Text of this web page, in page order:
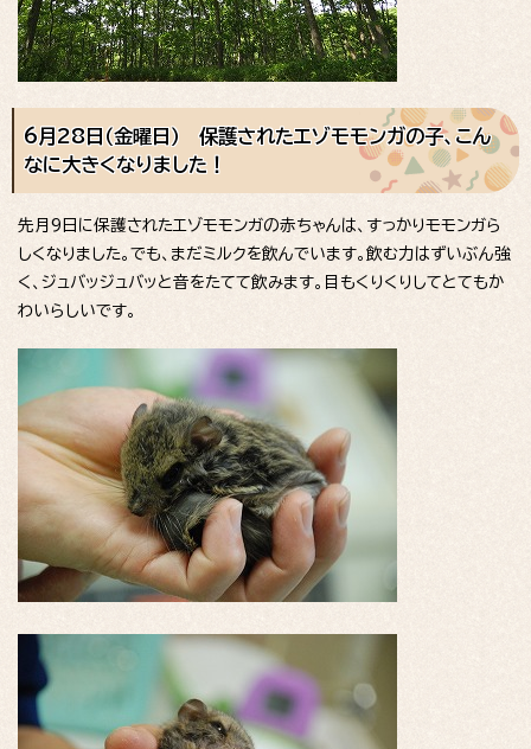
6月28日（金曜日） 保護されたエゾモモンガの子、こん
なに大きくなりました！
先月9日に保護されたエゾモモンガの赤ちゃんは、すっかりモモンガら
しくなりました。でも、まだミルクを飲んでいます。飲む力はずいぶん強
く、ジュバッジュバッと音をたてて飲みます。目もくりくりしてとてもか
わいらしいです。